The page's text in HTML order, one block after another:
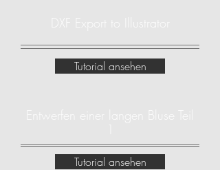
DXF Export to Illustrator
Tutorial ansehen
Entwerfen einer langen Bluse Teil
Tutorial ansehen